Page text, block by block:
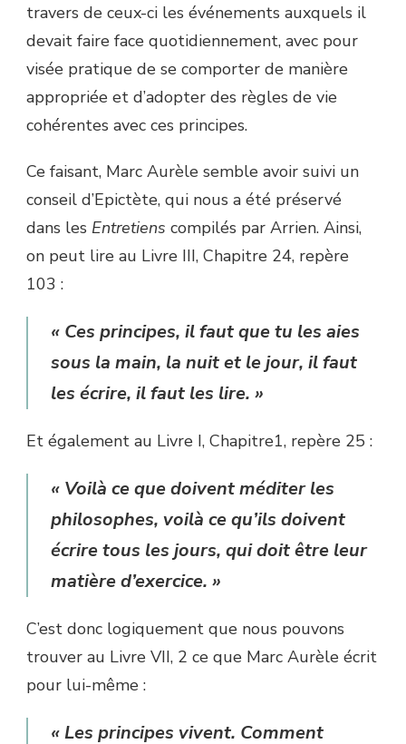
travers de ceux-ci les événements auxquels il
devait faire face quotidiennement, avec pour
visée pratique de se comporter de manière
appropriée et d’adopter des règles de vie
cohérentes avec ces principes.
Ce faisant, Marc Aurèle semble avoir suivi un
conseil d’Epictète, qui nous a été préservé
dans les Entretiens compilés par Arrien. Ainsi,
on peut lire au Livre III, Chapitre 24, repère
103 :
« Ces principes, il faut que tu les aies
sous la main, la nuit et le jour, il faut
les écrire, il faut les lire. »
Et également au Livre I, Chapitre1, repère 25 :
« Voilà ce que doivent méditer les
philosophes, voilà ce qu’ils doivent
écrire tous les jours, qui doit être leur
matière d’exercice. »
C’est donc logiquement que nous pouvons
trouver au Livre VII, 2 ce que Marc Aurèle écrit
pour lui-même :
« Les principes vivent. Comment